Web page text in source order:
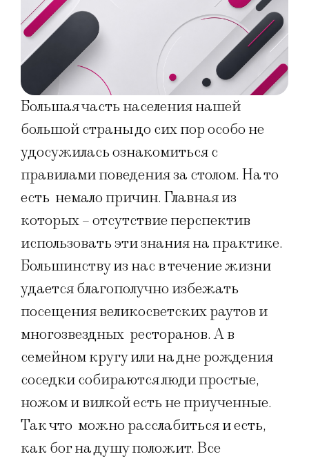
Большая часть населения нашей
большой страны до сих пор особо не
удосужилась ознакомиться с
правилами поведения за столом. На то
есть немало причин. Главная из
которых – отсутствие перспектив
использовать эти знания на практике.
Большинству из нас в течение жизни
удается благополучно избежать
посещения великосветских раутов и
многозвездных ресторанов. А в
семейном кругу или на дне рождения
соседки собираются люди простые,
ножом и вилкой есть не приученные.
Так что можно расслабиться и есть,
как бог на душу положит. Все